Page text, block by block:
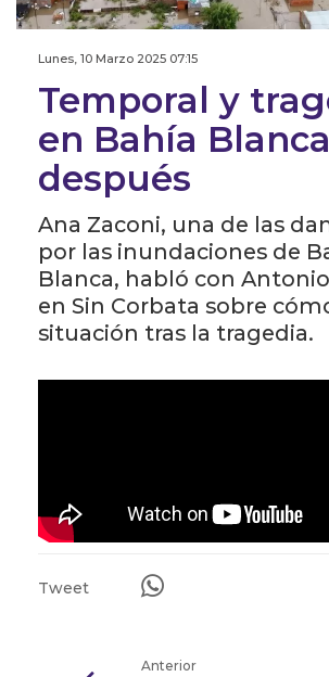
Lunes, 10 Marzo 2025 07:15
Temporal y
en Bahía
después
Ana Zaconi, una de las
por las inundaciones de
Blanca, habló con
en Sin Corbata sobre
situación tras la tragedia.
Tweet
Anterior